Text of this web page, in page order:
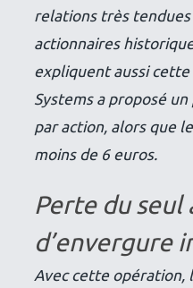
relations très
actionnaires
expliquent aussi cette
Systems a proposé
par action, alors que
moins de 6 euros.
Perte du seul
d’envergure
Avec cette opération,